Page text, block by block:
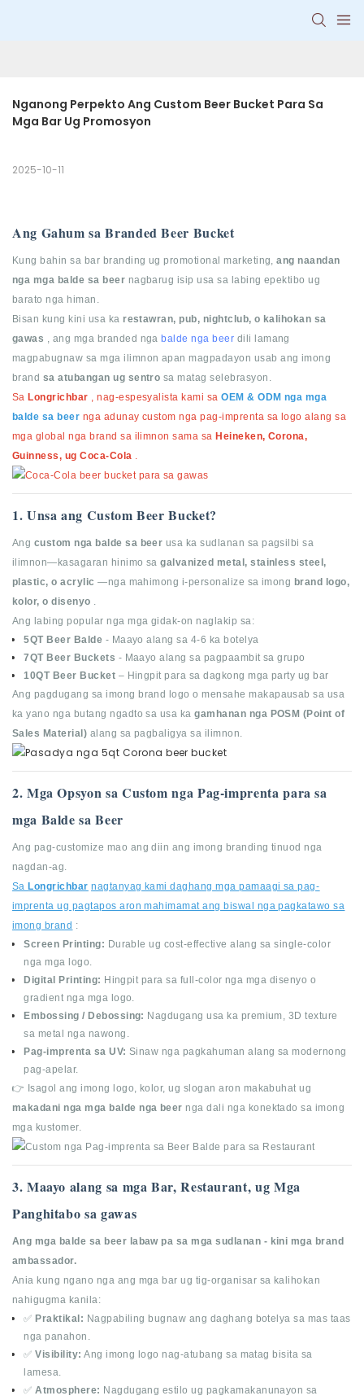
Nganong Perpekto Ang Custom Beer Bucket Para Sa
Mga Bar Ug Promosyon
2025-10-11
Ang Gahum sa Branded Beer Bucket
Kung bahin sa bar branding ug promotional marketing,ang naandan
nga mga balde sa beer nagbarug isip usa sa labing epektibo ug
barato nga himan.
Bisan kung kini usa ka restawran, pub, nightclub, o kalihokan sa
gawas , ang mga branded nga balde nga beer dili lamang
magpabugnaw sa mga ilimnon apan magpadayon usab ang imong
brand sa atubangan ug sentro sa matag selebrasyon.
Sa Longrichbar , nag-espesyalista kami saOEM & ODM nga mga
balde sa beer nga adunay custom nga pag-imprenta sa logo alang sa
mga global nga brand sa ilimnon sama sa Heineken, Corona,
Guinness, ug Coca-Cola .
1. Unsa ang Custom Beer Bucket?
Ang custom nga balde sa beer usa ka sudlanan sa pagsilbi sa
ilimnon—kasagaran hinimo sagalvanized metal, stainless steel,
plastic, o acrylic —nga mahimong i-personalize sa imong brand logo,
kolor, o disenyo .
Ang labing popular nga mga gidak-on naglakip sa:
5QT Beer Balde - Maayo alang sa 4-6 ka botelya
7QT Beer Buckets - Maayo alang sa pagpaambit sa grupo
10QT Beer Bucket – Hingpit para sa dagkong mga party ug bar
Ang pagdugang sa imong brand logo o mensahe makapausab sa usa
ka yano nga butang ngadto sa usa kagamhanan nga POSM (Point of
Sales Material) alang sa pagbaligya sa ilimnon.
2. Mga Opsyon sa Custom nga Pag-imprenta para sa
mga Balde sa Beer
Ang pag-customize mao ang diin ang imong branding tinuod nga
nagdan-ag.
Sa Longrichbar nagtanyag kami daghang mga pamaagi sa pag-
imprenta ug pagtapos aron mahimamat ang biswal nga pagkatawo sa
imong brand :
Screen Printing: Durable ug cost-effective alang sa single-color
nga mga logo.
Digital Printing: Hingpit para sa full-color nga mga disenyo o
gradient nga mga logo.
Embossing / Debossing: Nagdugang usa ka premium, 3D texture
sa metal nga nawong.
Pag-imprenta sa UV: Sinaw nga pagkahuman alang sa modernong
pag-apelar.
👉 Isagol ang imong logo, kolor, ug slogan aron makabuhat ug
makadani nga mga balde nga beer nga dali nga konektado sa imong
mga kustomer.
3. Maayo alang sa mga Bar, Restaurant, ug Mga
Panghitabo sa gawas
Ang mga balde sa beer labaw pa sa mga sudlanan - kini mga brand
ambassador.
Ania kung ngano nga ang mga bar ug tig-organisar sa kalihokan
nahigugma kanila:
✅ Praktikal: Nagpabiling bugnaw ang daghang botelya sa mas taas
nga panahon.
✅Visibility: Ang imong logo nag-atubang sa matag bisita sa
lamesa.
✅Atmosphere: Nagdugang estilo ug pagkamakanunayon sa